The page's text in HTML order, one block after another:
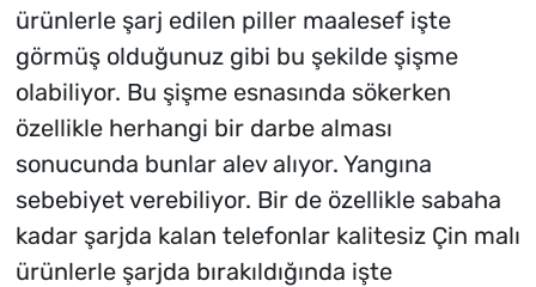
ürünlerle şarj edilen piller maalesef işte
görmüş olduğunuz gibi bu şekilde şişme
olabiliyor. Bu şişme esnasında sökerken
özellikle herhangi bir darbe alması
sonucunda bunlar alev alıyor. Yangına
sebebiyet verebiliyor. Bir de özellikle sabaha
kadar şarjda kalan telefonlar kalitesiz Çin malı
ürünlerle şarjda bırakıldığında işte